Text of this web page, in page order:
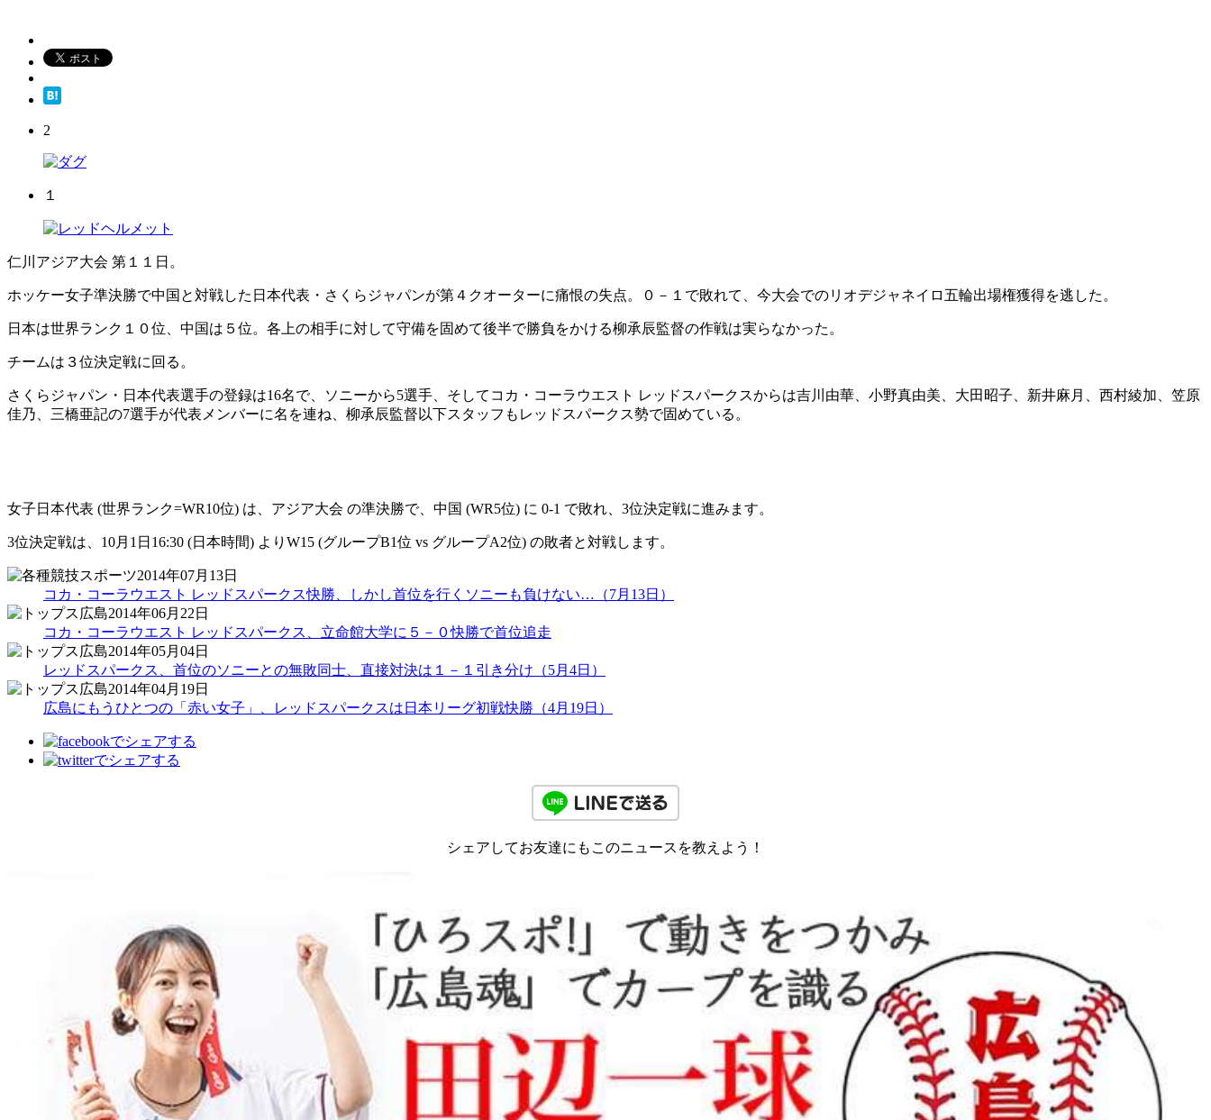
2
１
仁川アジア大会 第１１日。
ホッケー女子準決勝で中国と対戦した日本代表・さくらジャパンが第４クオーターに痛恨の失点。０－１で敗れて、今大会でのリオデジャネイロ五輪出場権獲得を逃した。
日本は世界ランク１０位、中国は５位。各上の相手に対して守備を固めて後半で勝負をかける柳承辰監督の作戦は実らなかった。
チームは３位決定戦に回る。
さくらジャパン・日本代表選手の登録は16名で、ソニーから5選手、そしてコカ・コーラウエスト レッドスパークスからは吉川由華、小野真由美、大田昭子、新井麻月、西村綾加、笠原
佳乃、三橋亜記の7選手が代表メンバーに名を連ね、柳承辰監督以下スタッフもレッドスパークス勢で固めている。
女子日本代表 (世界ランク=WR10位) は、アジア大会 の準決勝で、中国 (WR5位) に 0-1 で敗れ、3位決定戦に進みます。
3位決定戦は、10月1日16:30 (日本時間) よりW15 (グループB1位 vs グループA2位) の敗者と対戦します。
2014年07月13日
コカ・コーラウエスト レッドスパークス快勝、しかし首位を行くソニーも負けない…（7月13日）
2014年06月22日
コカ・コーラウエスト レッドスパークス、立命館大学に５－０快勝で首位追走
2014年05月04日
レッドスパークス、首位のソニーとの無敗同士、直接対決は１－１引き分け（5月4日）
2014年04月19日
広島にもうひとつの「赤い女子」、レッドスパークスは日本リーグ初戦快勝（4月19日）
シェアしてお友達にもこのニュースを教えよう！